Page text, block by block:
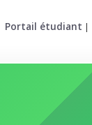
Portail étudiant |